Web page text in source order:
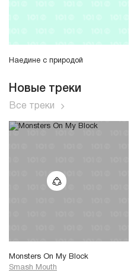
Наедине с природой
Новые треки
Все треки
Monsters On My Block
Smash Mouth